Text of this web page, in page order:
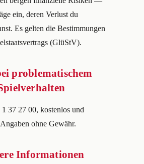
ein, deren Verlust du
Es gelten die Bestimmungen
(GlüStV).
problematischem
37 27 00, kostenlos und
ohne Gewähr.
Informationen